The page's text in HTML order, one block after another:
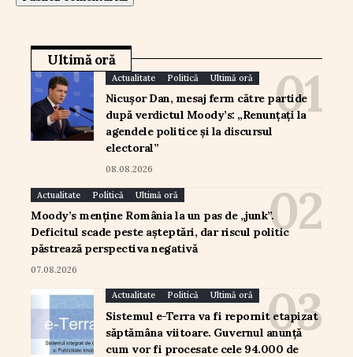
Ultimă oră
Actualitate Politică Ultimă oră
Nicușor Dan, mesaj ferm către partide
după verdictul Moody’s: „Renunțați la
agendele politice și la discursul
electoral”
08.08.2026
Actualitate Politică Ultimă oră
Moody’s menține România la un pas de „junk”.
Deficitul scade peste așteptări, dar riscul politic
păstrează perspectiva negativă
07.08.2026
Actualitate Politică Ultimă oră
Sistemul e-Terra va fi repornit etapizat
săptămâna viitoare. Guvernul anunță
cum vor fi procesate cele 94.000 de